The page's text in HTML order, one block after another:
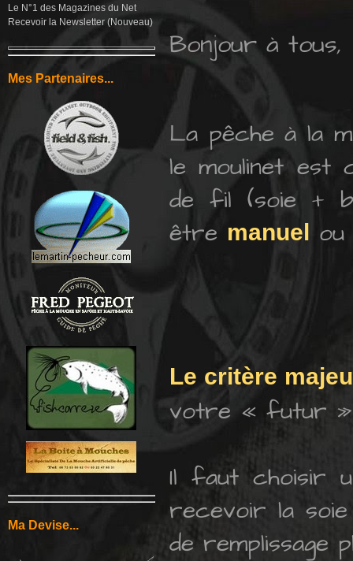
Le N°1 des Magazines du Net
Recevoir la Newsletter (Nouveau)
Mes Partenaires...
Ma Devise...
Bonjour à tous,
La pêche à la
le moulinet est
de fil (soie +
être manuel ou
Le critère
votre « futur »
Il faut choisir
recevoir la
de remplissage